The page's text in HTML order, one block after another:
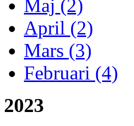
Maj (2)
April (2)
Mars (3)
Februari (4)
2023